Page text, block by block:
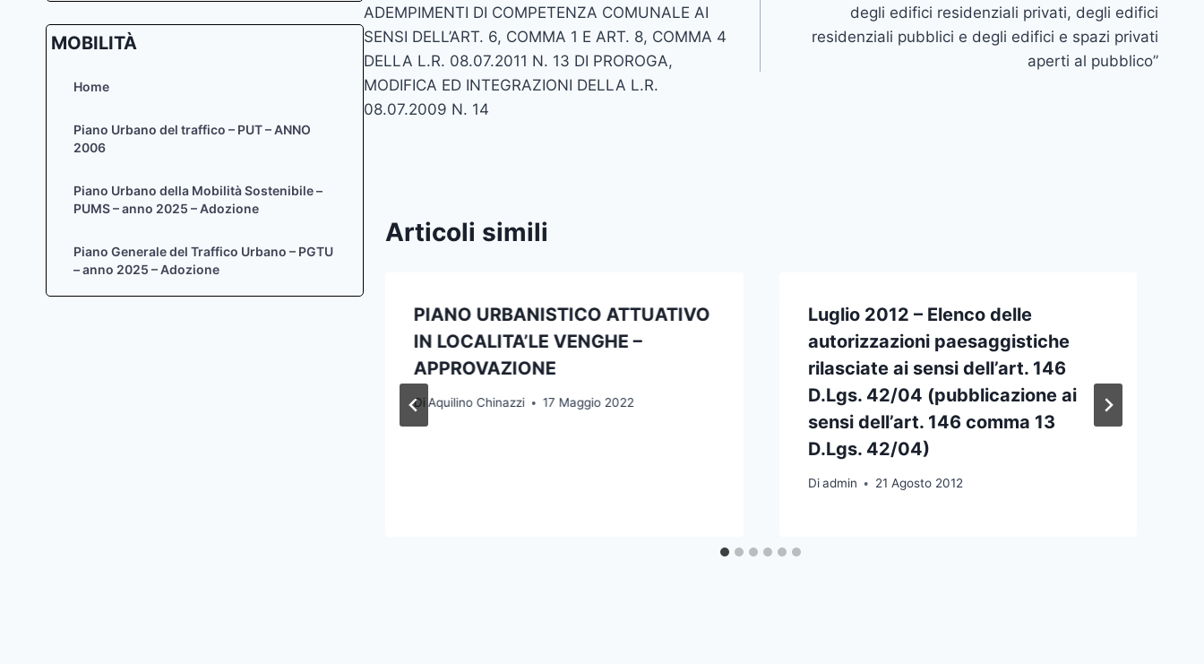
ADEMPIMENTI DI COMPETENZA COMUNALE AI
SENSI DELL’ART. 6, COMMA 1 E ART. 8, COMMA 4
DELLA L.R. 08.07.2011 N. 13 DI PROROGA,
MODIFICA ED INTEGRAZIONI DELLA L.R.
08.07.2009 N. 14
degli edifici residenziali privati, degli edifici
residenziali pubblici e degli edifici e spazi privati
aperti al pubblico”
Articoli simili
PIANO URBANISTICO ATTUATIVO
IN LOCALITA’LE VENGHE –
APPROVAZIONE
Di Aquilino Chinazzi 17 Maggio 2022
Luglio 2012 – Elenco delle
autorizzazioni paesaggistiche
rilasciate ai sensi dell’art. 146
D.Lgs. 42/04 (pubblicazione ai
sensi dell’art. 146 comma 13
D.Lgs. 42/04)
Di admin 21 Agosto 2012
MOBILITÀ
Home
Piano Urbano del traffico – PUT – ANNO
2006
Piano Urbano della Mobilità Sostenibile –
PUMS – anno 2025 – Adozione
Piano Generale del Traffico Urbano – PGTU
– anno 2025 – Adozione